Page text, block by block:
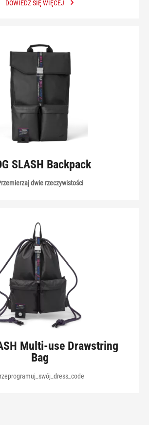
DOWIEDZ SIĘ WIĘCEJ
SLASH Backpack
dwie rzeczywistości
Multi-use Drawstring
Bag